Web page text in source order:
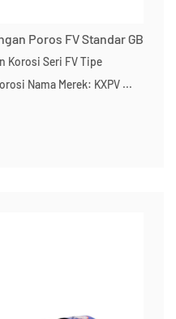
Poros FV Standar GB
Korosi Seri FV Tipe
Nama Merek: KXPV ...